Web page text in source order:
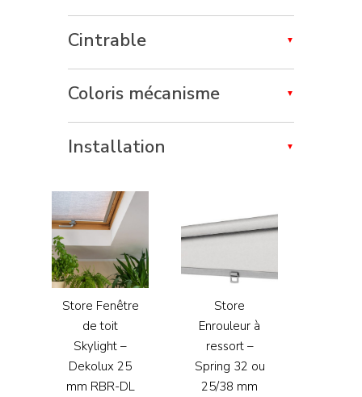
Cintrable
Coloris mécanisme
Installation
Store Fenêtre
de toit
Skylight –
Dekolux 25
mm RBR-DL
Store
Enrouleur à
ressort –
Spring 32 ou
25/38 mm